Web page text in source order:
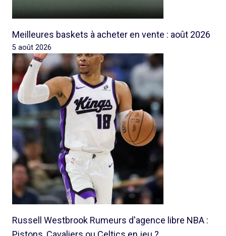
Meilleures baskets à acheter en vente : août 2026
5 août 2026
Russell Westbrook Rumeurs d'agence libre NBA :